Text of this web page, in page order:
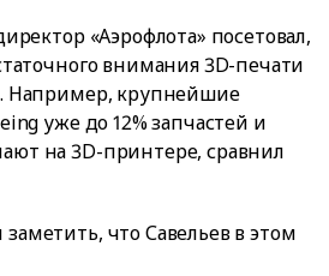
«Аэрофлота» посетовал,
внимания 3D-печати
Например, крупнейшие
уже до 12% запчастей и
на 3D-принтере, сравнил
что Савельев в этом